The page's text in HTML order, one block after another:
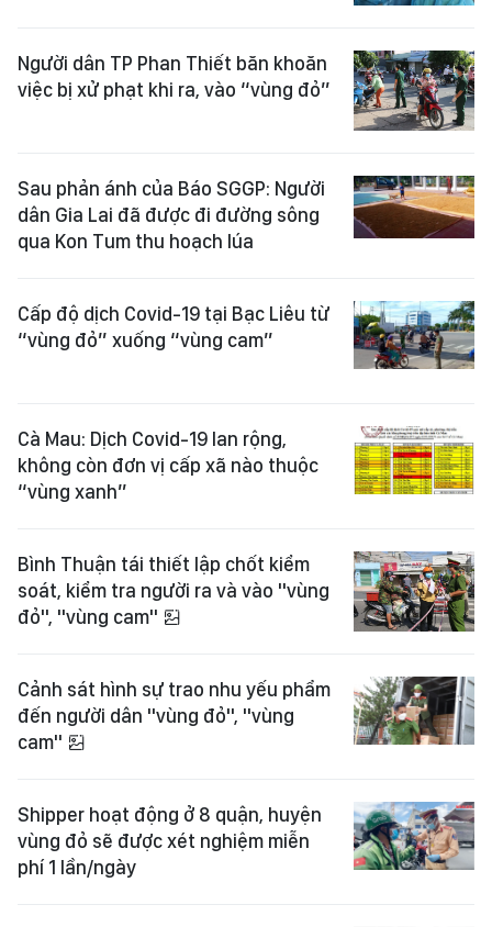
Người dân TP Phan Thiết băn khoăn
việc bị xử phạt khi ra, vào “vùng đỏ”
Sau phản ánh của Báo SGGP: Người
dân Gia Lai đã được đi đường sông
qua Kon Tum thu hoạch lúa
Cấp độ dịch Covid-19 tại Bạc Liêu từ
“vùng đỏ” xuống “vùng cam”
Cà Mau: Dịch Covid-19 lan rộng,
không còn đơn vị cấp xã nào thuộc
“vùng xanh”
Bình Thuận tái thiết lập chốt kiểm
soát, kiểm tra người ra và vào "vùng
đỏ", "vùng cam"
Cảnh sát hình sự trao nhu yếu phẩm
đến người dân "vùng đỏ", "vùng
cam"
Shipper hoạt động ở 8 quận, huyện
vùng đỏ sẽ được xét nghiệm miễn
phí 1 lần/ngày